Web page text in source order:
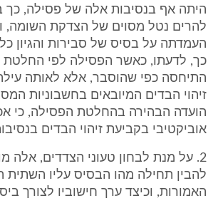
היתה אף בנסיבות אלה של פסילה, כך
להרים נטל מסוים של הצדקת השומה,
העמדתה על בסיס של סבירות והגיון
כך, לדעתו, כאשר הפסילה לפי החלטת
התיחסה כפי שהוסבר, אלא לאותה עילה
זיהוי הבדים המיובאים בחשבוניות
הועדה הבהירה בהחלטת הפסילה, כי
אוביקטיבי בקביעת זיהוי הבדים
2. על מנת לבחון טעוני הצדדים, אלה
להבין תחילה מהו הבסיס עליו השתית
האמורות, וכיצד ערך חישוביו לצורך